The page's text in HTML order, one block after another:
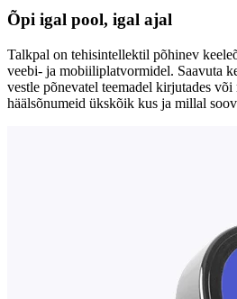
Õpi igal pool, igal ajal
Talkpal on tehisintellektil põhinev
veebi- ja mobiiliplatvormidel. Saavuta
vestle põnevatel teemadel kirjutades
häälsõnumeid ükskõik kus ja millal